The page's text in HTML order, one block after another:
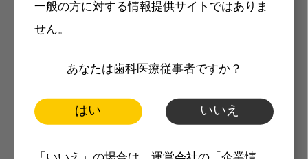
一般の方に対する情報提供サイトではありま
せん。
あなたは歯科医療従事者ですか？
はい いいえ
メリット